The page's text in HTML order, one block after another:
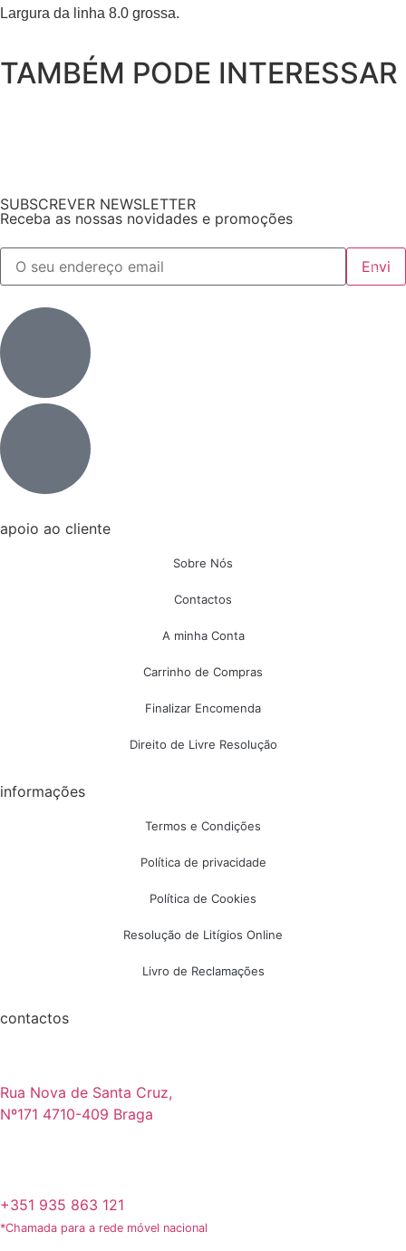
Largura da linha 8.0 grossa.
TAMBÉM PODE INTERESSAR
SUBSCREVER NEWSLETTER
Receba as nossas novidades e promoções
apoio ao cliente
Sobre Nós
Contactos
A minha Conta
Carrinho de Compras
Finalizar Encomenda
Direito de Livre Resolução
informações
Termos e Condições
Política de privacidade
Política de Cookies
Resolução de Litígios Online
Livro de Reclamações
contactos
Rua Nova de Santa Cruz,
Nº171 4710-409 Braga
+351 935 863 121
*Chamada para a rede móvel nacional